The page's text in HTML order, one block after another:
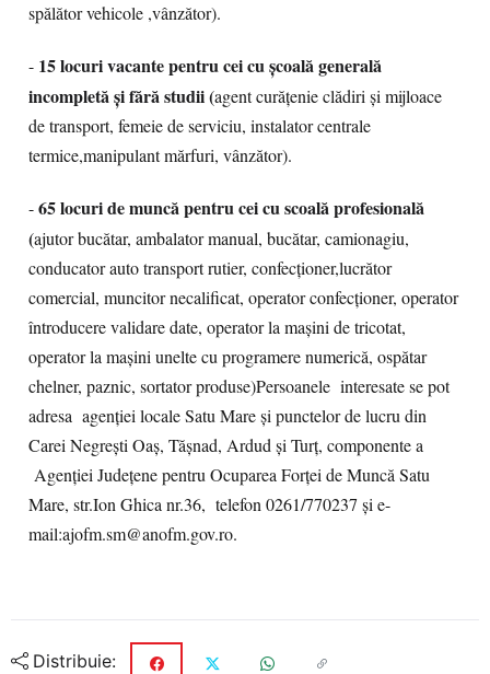
spălător vehicole ,vânzător).
- 15 locuri vacante pentru cei cu școală generală
incompletă și fără studii (agent curățenie clădiri și mijloace
de transport, femeie de serviciu, instalator centrale
termice,manipulant mărfuri, vânzător).
-65 locuri de muncă pentru cei cu scoală profesională
(ajutor bucătar, ambalator manual, bucătar, camionagiu,
conducator auto transport rutier, confecționer,lucrător
comercial, muncitor necalificat, operator confecționer, operator
întroducere validare date, operator la mașini de tricotat,
operator la mașini unelte cu programere numerică, ospătar
chelner, paznic, sortator produse)Persoanele interesate se pot
adresa agenției locale Satu Mare și punctelor de lucru din
Carei Negrești Oaș, Tășnad, Ardud și Turț, componente a
Agenției Județene pentru Ocuparea Forței de Muncă Satu
Mare, str.Ion Ghica nr.36, telefon 0261/770237 și e-
mail:ajofm.sm@anofm.gov.ro.
Distribuie: